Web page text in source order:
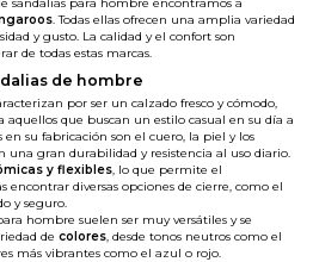
. Todas ellas ofrecen una amplia variedad
y gusto. La calidad y el confort son
de todas estas marcas.
de hombre
por ser un calzado fresco y cómodo,
aquellos que buscan un estilo casual en su día a
en su fabricación son el cuero, la piel y los
una gran durabilidad y resistencia al uso diario.
y flexibles, lo que permite el
diversas opciones de cierre, como el
y seguro.
hombre suelen ser muy versátiles y se
de colores, desde tonos neutros como el
más vibrantes como el azul o rojo.